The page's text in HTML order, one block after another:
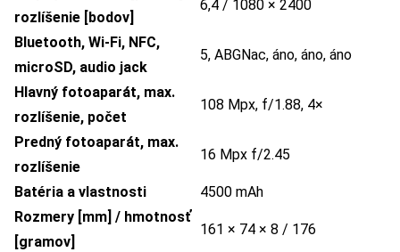
rozlíšenie [bodov]
6,4 / 1080 × 2400
Bluetooth, Wi-Fi, NFC,
microSD, audio jack
5, ABGNac, áno, áno, áno
Hlavný fotoaparát, max.
rozlíšenie, počet
108 Mpx, f/1.88, 4×
Predný fotoaparát, max.
rozlíšenie
16 Mpx f/2.45
Batéria a vlastnosti
4500 mAh
Rozmery [mm] / hmotnosť
[gramov]
161 × 74 × 8 / 176